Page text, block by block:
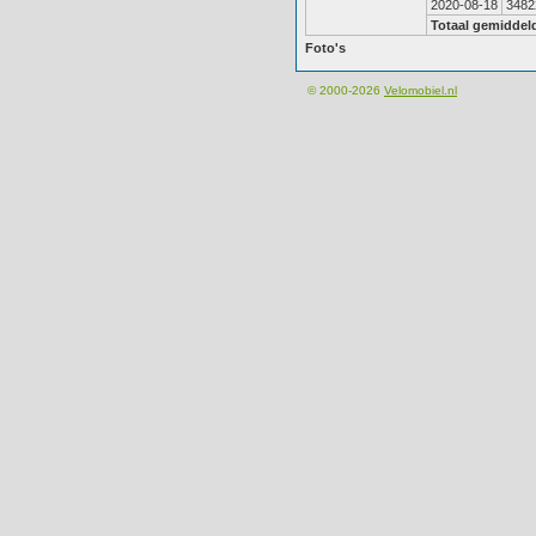
2020-08-18
Totaal
Foto's
© 2000-2026 Velomobiel.nl